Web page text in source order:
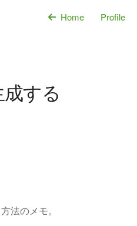
Home Profile
する
法のメモ。